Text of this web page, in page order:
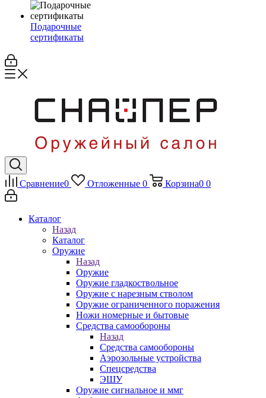
Подарочные
сертификаты
Сравнение0 Отложенные 0 Корзина0 0
Каталог
Назад
Каталог
Оружие
Назад
Оружие
Оружие гладкоствольное
Оружие с нарезным стволом
Оружие ограниченного поражения
Ножи номерные и бытовые
Средства самообороны
Назад
Средства самообороны
Аэрозольные устройства
Спецсредства
ЭШУ
Оружие сигнальное и ммг